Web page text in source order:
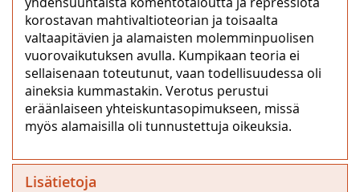
korostavan mahtivaltioteorian ja toisaalta
valtaapitävien ja alamaisten molemminpuolisen
vuorovaikutuksen avulla. Kumpikaan teoria ei
sellaisenaan toteutunut, vaan todellisuudessa oli
aineksia kummastakin. Verotus perustui
eräänlaiseen yhteiskuntasopimukseen, missä
myös alamaisilla oli tunnustettuja oikeuksia.
Lisätietoja